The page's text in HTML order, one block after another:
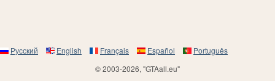
Русский English Français Español
Português
© 2003-2026, "GTAall.eu"